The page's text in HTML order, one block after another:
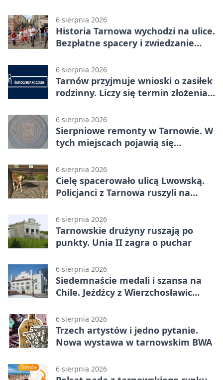
6 sierpnia 2026
Historia Tarnowa wychodzi na ulice.
Bezpłatne spacery i zwiedzanie
6 sierpnia 2026
Tarnów przyjmuje wnioski o zasiłek
rodzinny. Liczy się termin złożenia
6 sierpnia 2026
Sierpniowe remonty w Tarnowie. W
tych miejscach pojawią się
6 sierpnia 2026
Cielę spacerowało ulicą Lwowską.
Policjanci z Tarnowa ruszyli na
6 sierpnia 2026
Tarnowskie drużyny ruszają po
punkty. Unia II zagra o puchar
6 sierpnia 2026
Siedemnaście medali i szansa na
Chile. Jeźdźcy z Wierzchosławic
6 sierpnia 2026
Trzech artystów i jedno pytanie.
Nowa wystawa w tarnowskim BWA
6 sierpnia 2026